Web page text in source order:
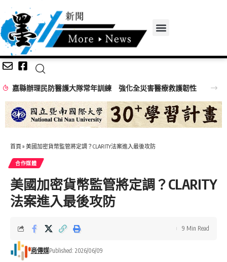
嘉縣辦理民防醫護大隊常年訓練 強化全災害醫療救護韌性
首頁 » 美國加密貨幣監管將定調？CLARITY法案進入最後攻防
合作媒體
美國加密貨幣監管將定調？CLARITY
法案進入最後攻防
商傳媒Published: 2026/06/09
9 Min Read